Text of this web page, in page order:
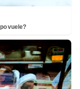
vuele?